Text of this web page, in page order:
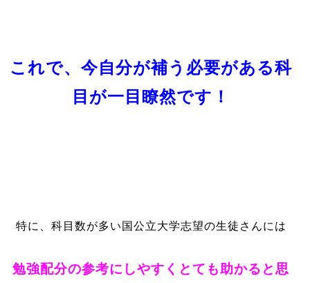
これで、今自分が補う必要がある科
目が一目瞭然です！
特に、科目数が多い国公立大学志望の生徒さんには
勉強配分の参考にしやすくとても助かると思